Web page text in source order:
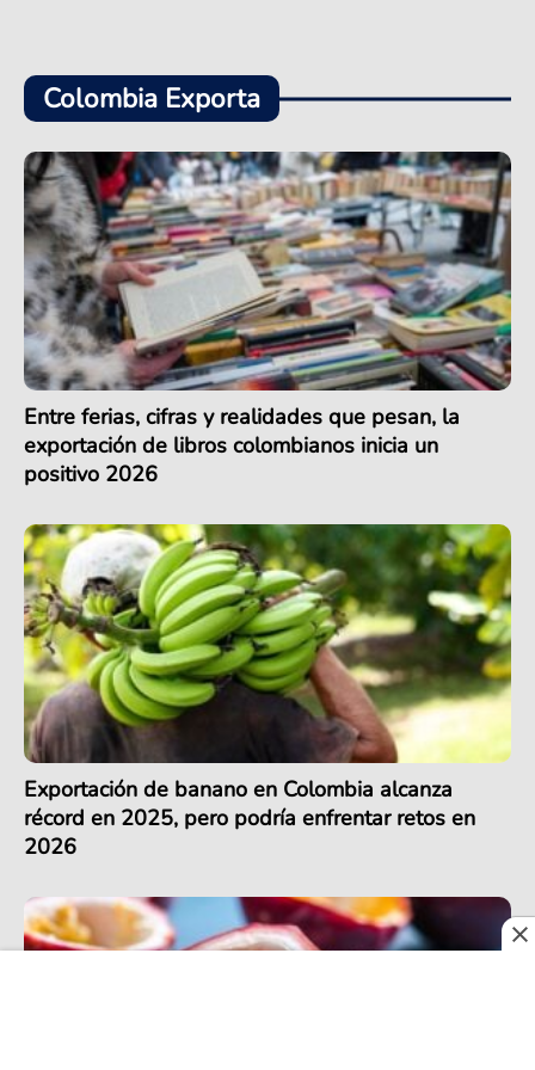
Colombia Exporta
Entre ferias, cifras y realidades que pesan, la
exportación de libros colombianos inicia un
positivo 2026
Exportación de banano en Colombia alcanza
récord en 2025, pero podría enfrentar retos en
2026